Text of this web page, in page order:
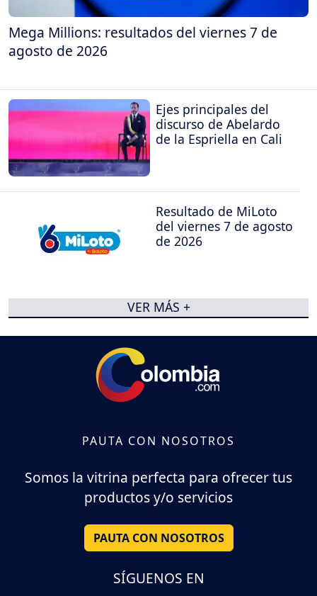
Mega Millions: resultados del viernes 7 de
agosto de 2026
Ejes principales del
discurso de Abelardo
de la Espriella en Cali
Resultado de MiLoto
del viernes 7 de agosto
de 2026
VER MÁS +
PAUTA CON NOSOTROS
Somos la vitrina perfecta para ofrecer tus
productos y/o servicios
PAUTA CON NOSOTROS
SÍGUENOS EN